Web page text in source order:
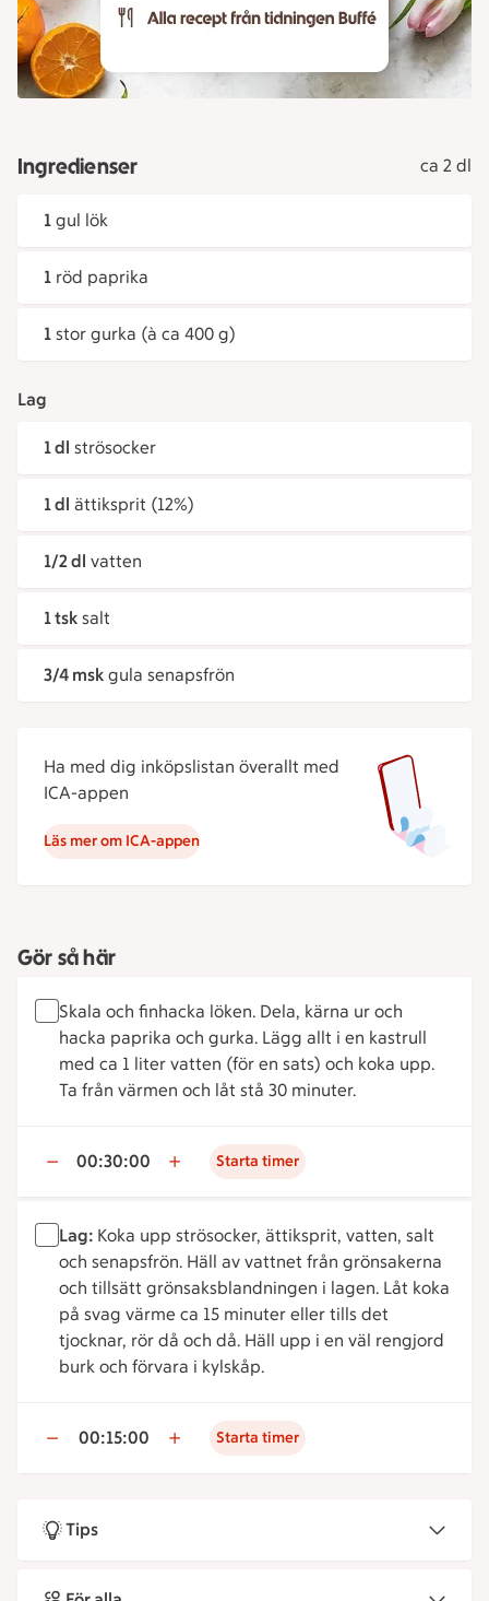
Ingredienser ca 2 dl
1 gul lök
1 röd paprika
1 stor gurka (à ca 400 g)
Lag
1 dl strösocker
1 dl ättiksprit (12%)
1/2 dl vatten
1 tsk salt
3/4 msk gula senapsfrön
Ha med dig inköpslistan överallt med
ICA-appen
Läs mer om ICA-appen
Gör så här
Skala och finhacka löken. Dela, kärna ur och
hacka paprika och gurka. Lägg allt i en kastrull
med ca 1 liter vatten (för en sats) och koka upp.
Ta från värmen och låt stå 30 minuter.
00:30:00 Starta timer
Lag: Koka upp strösocker, ättiksprit, vatten, salt
och senapsfrön. Häll av vattnet från grönsakerna
och tillsätt grönsaksblandningen i lagen. Låt koka
på svag värme ca 15 minuter eller tills det
tjocknar, rör då och då. Häll upp i en väl rengjord
burk och förvara i kylskåp.
00:15:00 Starta timer
Tips